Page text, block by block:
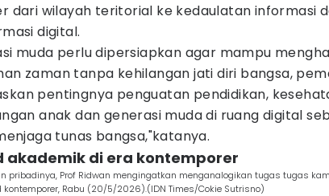
dari wilayah teritorial ke kedaulatan informasi
digital.
muda perlu dipersiapkan agar mampu
zaman tanpa kehilangan jati diri bangsa,
pentingnya penguatan pendidikan,
anak dan generasi muda di ruang digital
tunas bangsa,"katanya.
akademik di era kontemporer
pribadinya, Prof Ridwan mengingatkan menganalogikan tugas tugas
kontemporer, Rabu (20/5/2026).(IDN Times/Cokie Sutrisno)